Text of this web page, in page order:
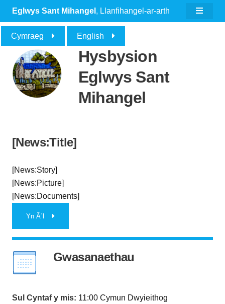
Eglwys Sant Mihangel , Llanfihangel-ar-arth
Cymraeg English
Hysbysion
Eglwys Sant
Mihangel
[News:Title]
[News:Story]
[News:Picture]
[News:Documents]
Yn Ã´l
Gwasanaethau
Sul Cyntaf y mis: 11:00 Cymun Dwyieithog